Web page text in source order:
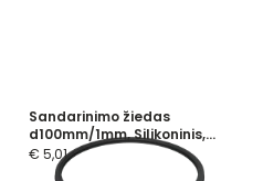
Sandarinimo žiedas
d100mm/1mm, Silikoninis,
skaidrus
€ 5,01